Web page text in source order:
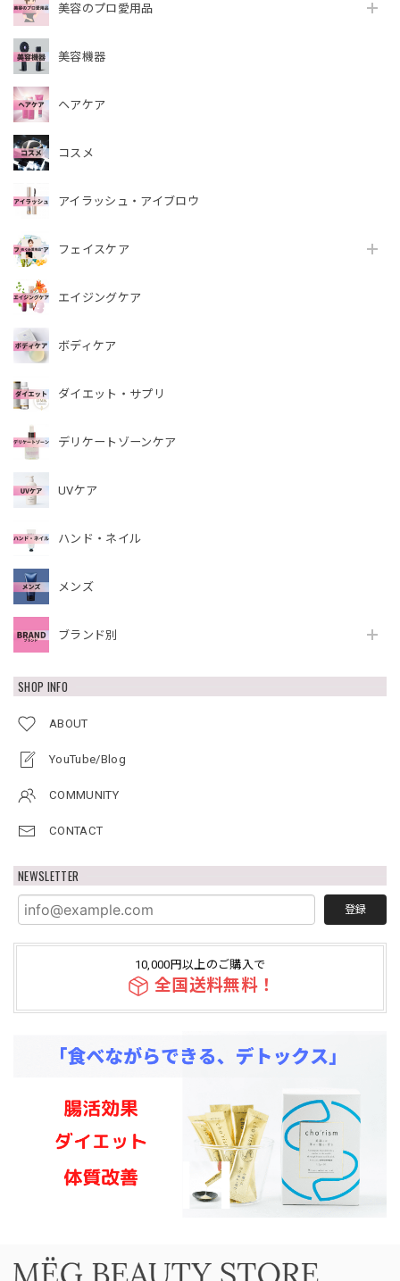
美容のプロ愛用品
美容機器
ヘアケア
コスメ
アイラッシュ・アイブロウ
フェイスケア
エイジングケア
ボディケア
ダイエット・サプリ
デリケートゾーンケア
UVケア
ハンド・ネイル
メンズ
ブランド別
SHOP INFO
ABOUT
YouTube/Blog
COMMUNITY
CONTACT
NEWSLETTER
登録
10,000円以上のご購入で
全国送料無料！